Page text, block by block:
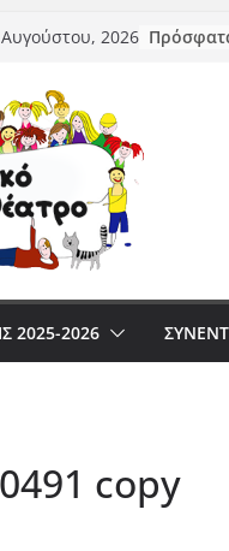
2026
2025-2026
copy